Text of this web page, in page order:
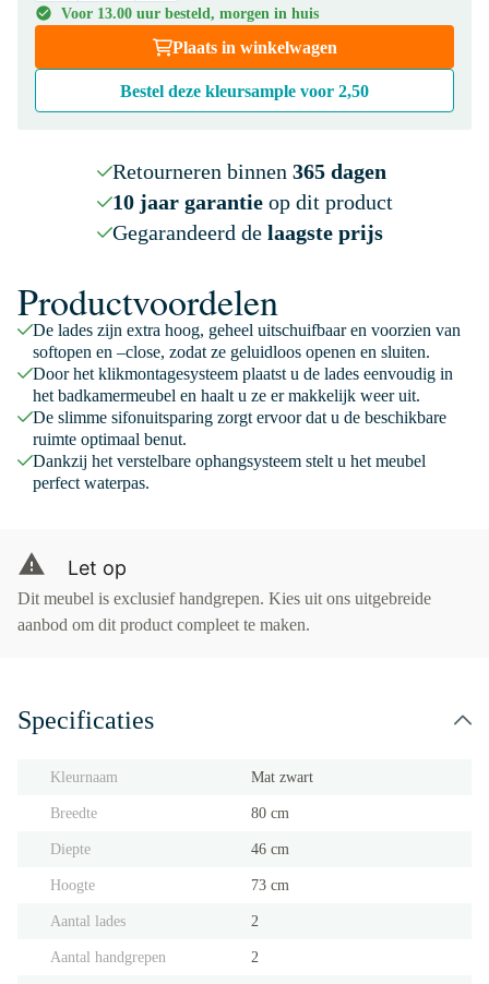
Voor 13.00 uur besteld, morgen in huis
Plaats in winkelwagen
Bestel deze kleursample voor 2,50
Retourneren binnen 365 dagen
10 jaar garantieop dit product
Gegarandeerd de laagste prijs
Productvoordelen
De lades zijn extra hoog, geheel uitschuifbaar en voorzien van
softopen en –close, zodat ze geluidloos openen en sluiten.
Door het klikmontagesysteem plaatst u de lades eenvoudig in
het badkamermeubel en haalt u ze er makkelijk weer uit.
De slimme sifonuitsparing zorgt ervoor dat u de beschikbare
ruimte optimaal benut.
Dankzij het verstelbare ophangsysteem stelt u het meubel
perfect waterpas.
Let op
Dit meubel is exclusief handgrepen. Kies uit ons uitgebreide
aanbod om dit product compleet te maken.
Specificaties
Kleurnaam Mat zwart
Breedte 80 cm
Diepte 46 cm
Hoogte 73 cm
Aantal lades 2
Aantal handgrepen 2